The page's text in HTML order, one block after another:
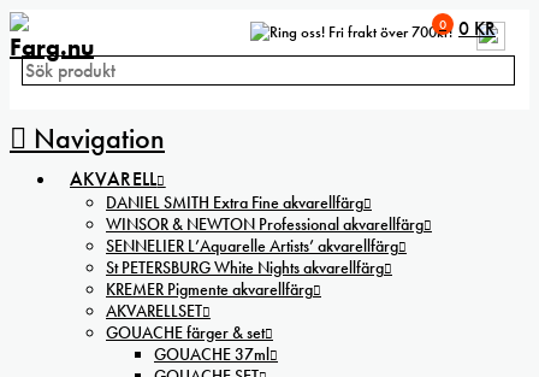
Fri frakt över 700kr!
Navigation
0 0 KR
AKVARELL
DANIEL SMITH Extra Fine akvarellfärg
WINSOR & NEWTON Professional akvarellfärg
SENNELIER L’Aquarelle Artists’ akvarellfärg
St PETERSBURG White Nights akvarellfärg
KREMER Pigmente akvarellfärg
AKVARELLSET
GOUACHE färger & set
GOUACHE 37ml